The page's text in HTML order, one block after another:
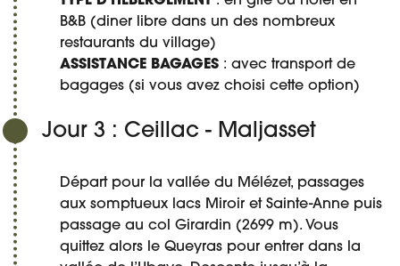
B&B (diner libre dans un des nombreux
restaurants du village)
ASSISTANCE BAGAGES : avec transport de
bagages (si vous avez choisi cette option)
Jour 3 : Ceillac - Maljasset
Départ pour la vallée du Mélézet, passages
aux somptueux lacs Miroir et Sainte-Anne puis
passage au col Girardin (2699 m). Vous
quittez alors le Queyras pour entrer dans la